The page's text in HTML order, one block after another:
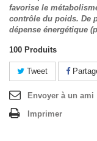
favorise le
contrôle du poids. De
dépense énergétique
100 Produits
Tweet
Envoyer à un ami
Imprimer